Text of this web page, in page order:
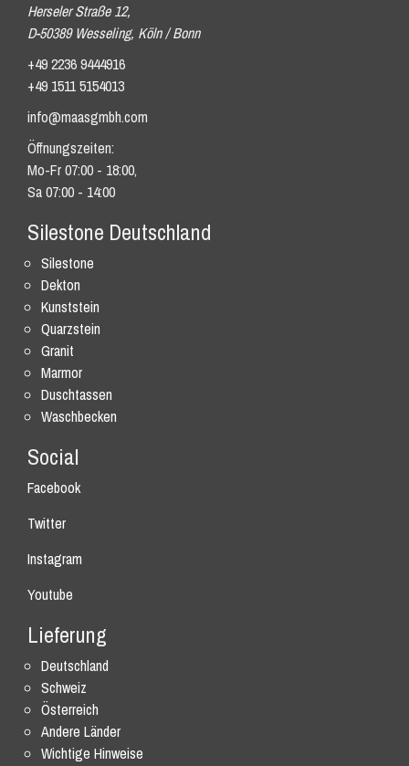
Herseler Straße 12,
D-50389 Wesseling, Köln / Bonn
+49 2236 9444916
+49 1511 5154013
info@maasgmbh.com
Öffnungszeiten:
Mo-Fr 07:00 - 18:00,
Sa 07:00 - 14:00
Silestone Deutschland
Silestone
Dekton
Kunststein
Quarzstein
Granit
Marmor
Duschtassen
Waschbecken
Social
Facebook
Twitter
Instagram
Youtube
Lieferung
Deutschland
Schweiz
Österreich
Andere Länder
Wichtige Hinweise